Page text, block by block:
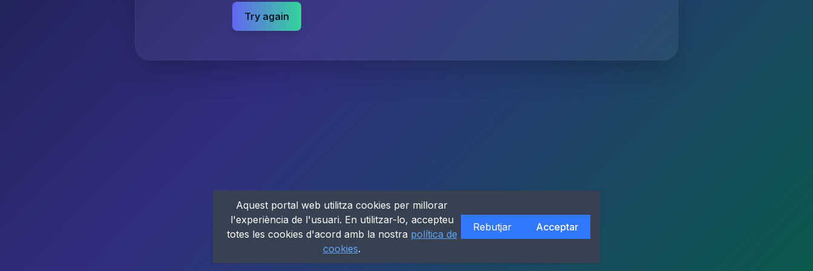
Try again
Aquest portal web utilitza cookies per millorar
l'experiència de l'usuari. En utilitzar-lo, accepteu
totes les cookies d'acord amb la nostra política de
cookies.
Rebutjar Acceptar